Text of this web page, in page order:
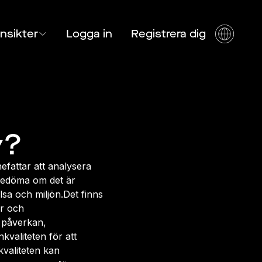
Logga in Registrera dig
att analysera
om det är
och miljön.Det finns
och
för att
kan